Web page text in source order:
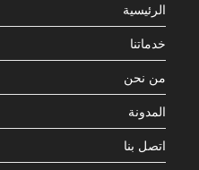
الرئيسية
خدماتنا
من نحن
المدونة
اتصل بنا